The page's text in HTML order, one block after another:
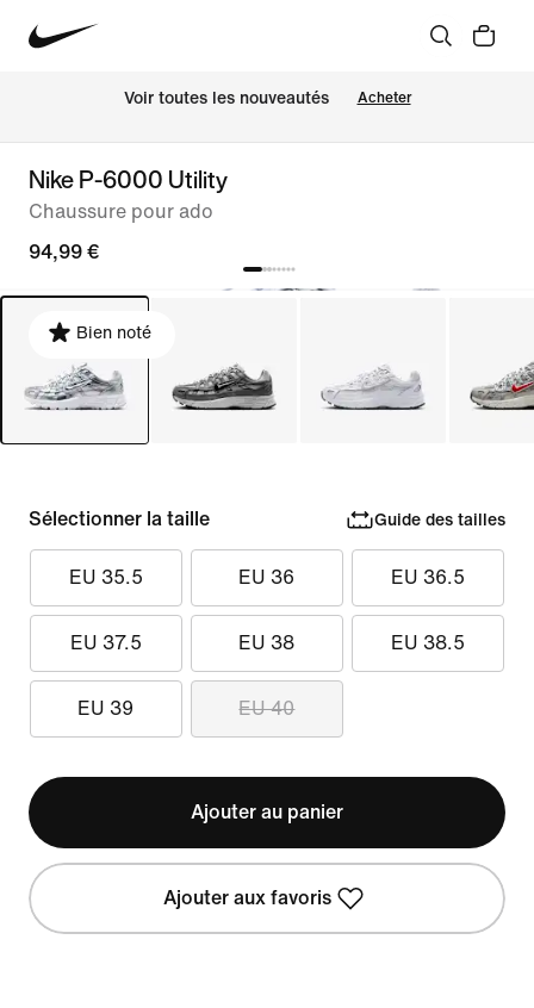
Voir toutes les nouveautés Acheter
Nike P-6000 Utility
Chaussure pour ado
94,99 €
Bien noté
Sélectionner la taille Guide des tailles
EU 35.5 EU 36 EU 36.5
EU 37.5 EU 38 EU 38.5
EU 39 EU 40
Ajouter au panier
Ajouter aux favoris